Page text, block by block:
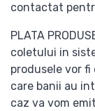
contactat
PLATA
coletului in
produsele vor
care banii au
caz va vom